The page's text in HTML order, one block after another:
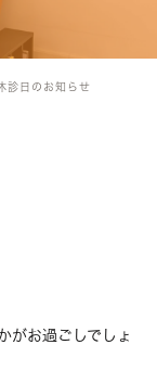
診日のお知らせ
がお過ごしでしょ